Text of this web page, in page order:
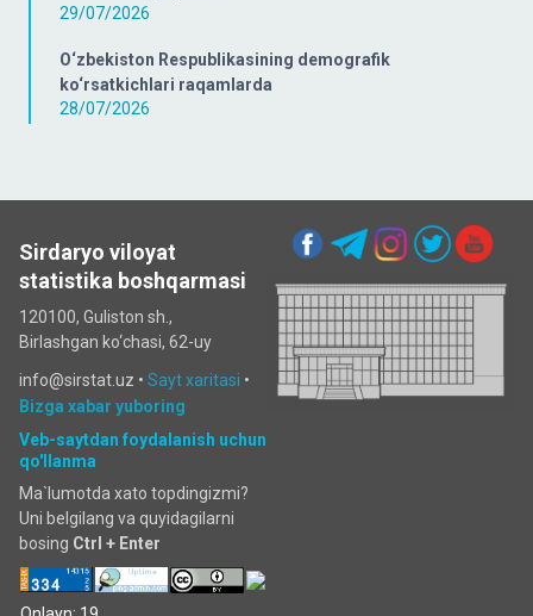
29/07/2026
O‘zbekiston Respublikasining demografik
ko‘rsatkichlari raqamlarda
28/07/2026
Sirdaryo viloyat
statistika boshqarmasi
120100, Guliston sh.,
Birlashgan ko‘chаsi, 62-uy
info@sirstat.uz • Sayt xaritasi •
Bizga xabar yuboring
Veb-saytdan foydalanish uchun
qo'llanma
Ma`lumotda xato topdingizmi?
Uni belgilang va quyidagilarni
bosing Ctrl + Enter